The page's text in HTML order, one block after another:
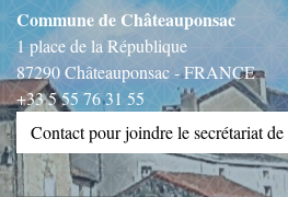
Commune de Châteauponsac
1 place de la République
87290 Châteauponsac - FRANCE
+33 5 55 76 31 55
Contact pour joindre le secrétariat